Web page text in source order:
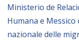
Ministerio de
Humana e
nazionale delle